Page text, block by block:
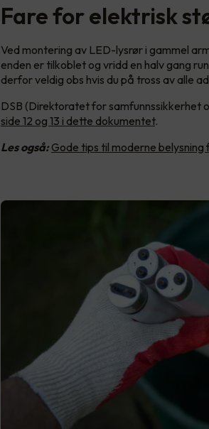
Fare for elektrisk
Ved montering av LED-lysrør i gammel
enden er tilkoblet og vridd en halv gang
derfor veldig obs hvis du på tross av alle
DSB (Direktoratet for samfunnssikkerhet
side 12 og 13 i dette dokumentet.
Les også: Gode tips til moderne belysning